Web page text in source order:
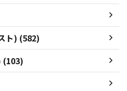
ト) (582)
(103)